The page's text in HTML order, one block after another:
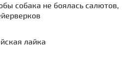
собака не боялась салютов,
лайка